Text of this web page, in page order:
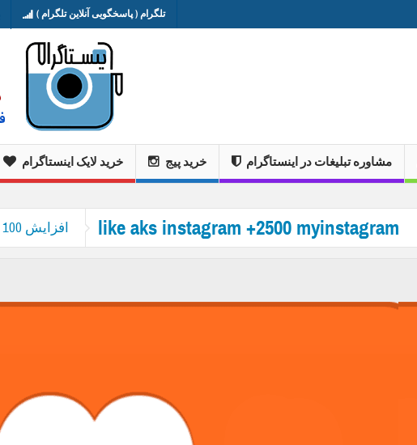
تلگرام ( پاسخگویی آنلاین تلگرام )
خرید لایک اینستاگرام خرید پیج مشاوره تبلیغات در اینستاگرام
افزایش 100 فالوور ایرانی اینستاگرام like aks instagram +2500 myinstagram